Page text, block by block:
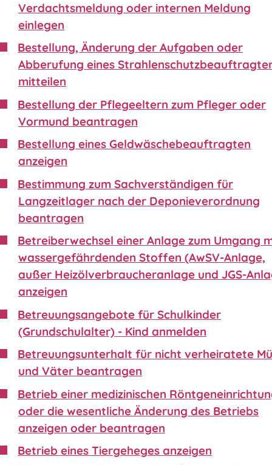
Verdachtsmeldung oder internen Meldung
einlegen
Bestellung, Änderung der Aufgaben oder
Abberufung eines
mitteilen
Bestellung der Pflegeeltern zum Pfleger oder
Vormund beantragen
Bestellung eines Geldwäschebeauftragten
anzeigen
Bestimmung zum Sachverständigen für
Langzeitlager nach der Deponieverordnung
beantragen
Betreiberwechsel einer Anlage zum Umgang
wassergefährdenden Stoffen (AwSV-Anlage,
außer Heizölverbraucheranlage und JGS-
anzeigen
Betreuungsangebote für Schulkinder
(Grundschulalter) - Kind anmelden
Betreuungsunterhalt für nicht verheiratete
und Väter beantragen
Betrieb einer medizinischen
oder die wesentliche Änderung des Betriebs
anzeigen oder beantragen
Betrieb eines Tiergeheges anzeigen